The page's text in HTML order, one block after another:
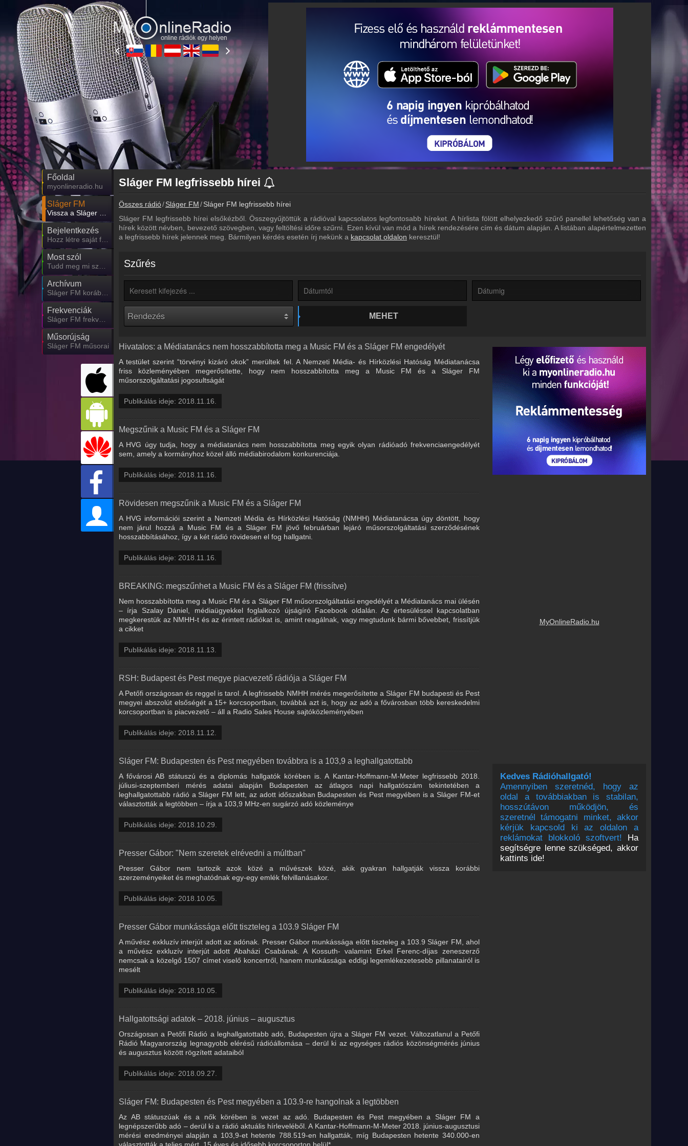
Főoldal
myonlineradio.hu
Sláger FM
Bejelentkezés
Most szól
Archívum
Frekvenciák
Műsorújság
Sláger FM műsorai
Sláger FM legfrissebb hírei
Összes rádió Sláger FM
Sláger FM legfrissebb hírei
Sláger FM legfrissebb hírei elsőkézből. Összegyűjtöttük a rádióval kapcsolatos legfontosabb híreket. A hírlista fölött elhelyezkedő szűrő panellel lehetőség van a
hírek között névben, bevezető szövegben, vagy feltöltési időre szűrni. Ezen kívül van mód a hírek rendezésére cím és dátum alapján. A listában alapértelmezetten
a legfrissebb hírek jelennek meg. Bármilyen kérdés esetén írj nekünk a kapcsolat oldalon keresztül!
Szűrés
MEHET
MyOnlineRadio.hu
Kedves Rádióhallgató!
Amennyiben szeretnéd, hogy az
oldal a továbbiakban is stabilan,
hosszútávon működjön, és
szeretnél támogatni minket, akkor
kérjük kapcsold ki az oldalon a
reklámokat blokkoló szoftvert! Ha
segítségre lenne szükséged, akkor
kattints ide!
Hivatalos: a Médiatanács nem hosszabbította meg a Music FM és a Sláger FM engedélyét
A testület szerint “törvényi kizáró okok” merültek fel. A Nemzeti Média- és Hírközlési Hatóság Médiatanácsa
friss közleményében megerősítette, hogy nem hosszabbította meg a Music FM és a Sláger FM
műsorszolgáltatási jogosultságát
Publikálás ideje: 2018.11.16.
Megszűnik a Music FM és a Sláger FM
A HVG úgy tudja, hogy a médiatanács nem hosszabbította meg egyik olyan rádióadó frekvenciaengedélyét
sem, amely a kormányhoz közel álló médiabirodalom konkurenciája.
Publikálás ideje: 2018.11.16.
Rövidesen megszűnik a Music FM és a Sláger FM
A HVG információi szerint a Nemzeti Média és Hírközlési Hatóság (NMHH) Médiatanácsa úgy döntött, hogy
nem járul hozzá a Music FM és a Sláger FM jövő februárban lejáró műsorszolgáltatási szerződésének
hosszabbításához, így a két rádió rövidesen el fog hallgatni.
Publikálás ideje: 2018.11.16.
BREAKING: megszűnhet a Music FM és a Sláger FM (frissítve)
Nem hosszabbította meg a Music FM és a Sláger FM műsorszolgáltatási engedélyét a Médiatanács mai ülésén
– írja Szalay Dániel, médiaügyekkel foglalkozó újságíró Facebook oldalán. Az értesüléssel kapcsolatban
megkerestük az NMHH-t és az érintett rádiókat is, amint reagálnak, vagy megtudunk bármi bővebbet, frissítjük
a cikket
Publikálás ideje: 2018.11.13.
RSH: Budapest és Pest megye piacvezető rádiója a Sláger FM
A Petőfi országosan és reggel is tarol. A legfrissebb NMHH mérés megerősítette a Sláger FM budapesti és Pest
megyei abszolút elsőségét a 15+ korcsoportban, továbbá azt is, hogy az adó a fővárosban több kereskedelmi
korcsoportban is piacvezető – áll a Radio Sales House sajtóközleményében
Publikálás ideje: 2018.11.12.
Sláger FM: Budapesten és Pest megyében továbbra is a 103,9 a leghallgatottabb
A fővárosi AB státuszú és a diplomás hallgatók körében is. A Kantar-Hoffmann-M-Meter legfrissebb 2018.
júliusi-szeptemberi mérés adatai alapján Budapesten az átlagos napi hallgatószám tekintetében a
leghallgatottabb rádió a Sláger FM lett, az adott időszakban Budapesten és Pest megyében is a Sláger FM-et
választották a legtöbben – írja a 103,9 MHz-en sugárzó adó közleménye
Publikálás ideje: 2018.10.29.
Presser Gábor: "Nem szeretek elrévedni a múltban"
Presser Gábor nem tartozik azok közé a művészek közé, akik gyakran hallgatják vissza korábbi
szerzeményeiket és meghatódnak egy-egy emlék felvillanásakor.
Publikálás ideje: 2018.10.05.
Presser Gábor munkássága előtt tiszteleg a 103.9 Sláger FM
A művész exkluzív interjút adott az adónak. Presser Gábor munkássága előtt tiszteleg a 103.9 Sláger FM, ahol
a művész exkluzív interjút adott Abaházi Csabának. A Kossuth- valamint Erkel Ferenc-díjas zeneszerző
nemcsak a közelgő 1507 címet viselő koncertről, hanem munkássága eddigi legemlékezetesebb pillanatairól is
mesélt
Publikálás ideje: 2018.10.05.
Hallgatottsági adatok – 2018. június – augusztus
Országosan a Petőfi Rádió a leghallgatottabb adó, Budapesten újra a Sláger FM vezet. Változatlanul a Petőfi
Rádió Magyarország legnagyobb elérésű rádióállomása – derül ki az egységes rádiós közönségmérés június
és augusztus között rögzített adataiból
Publikálás ideje: 2018.09.27.
Sláger FM: Budapesten és Pest megyében a 103.9-re hangolnak a legtöbben
Az AB státuszúak és a nők körében is vezet az adó. Budapesten és Pest megyében a Sláger FM a
legnépszerűbb adó – derül ki a rádió aktuális hírleveléből. A Kantar-Hoffmann-M-Meter 2018. június-augusztusi
mérési eredményei alapján a 103,9-et hetente 788.519-en hallgatták, míg Budapesten hetente 340.000-en
választották a teljes mért, 15 éves és idősebb korcsoporton belül*